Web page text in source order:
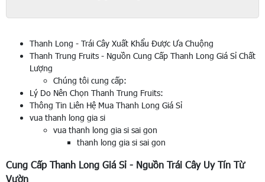
Thanh Long - Trái Cây Xuất Khẩu Được Ưa Chuộng
Thanh Trung Fruits - Nguồn Cung Cấp Thanh Long Giá Sỉ Chất
Lượng
Chúng tôi cung cấp:
Lý Do Nên Chọn Thanh Trung Fruits:
Thông Tin Liên Hệ Mua Thanh Long Giá Sỉ
vua thanh long gia si
vua thanh long gia si sai gon
thanh long gia si sai gon
Cung Cấp Thanh Long Giá Sỉ - Nguồn Trái Cây Uy Tín Từ
Vườn